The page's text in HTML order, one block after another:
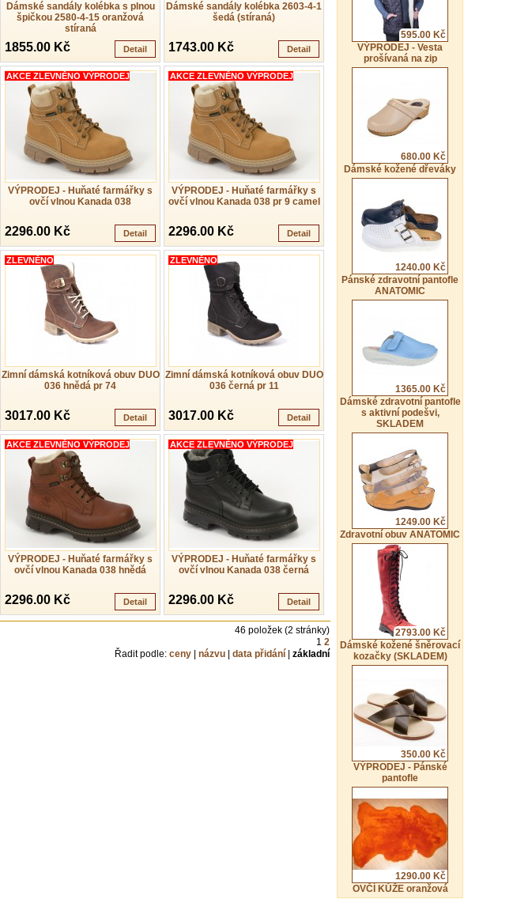
595.00 Kč
VÝPRODEJ - Vesta
prošívaná na zip
680.00 Kč
Dámské kožené dřeváky
1240.00 Kč
Pánské zdravotní pantofle
ANATOMIC
1365.00 Kč
Dámské zdravotní pantofle
s aktivní podešvi,
SKLADEM
1249.00 Kč
Zdravotní obuv ANATOMIC
2793.00 Kč
Dámské kožené šněrovací
kozačky (SKLADEM)
350.00 Kč
VÝPRODEJ - Pánské
pantofle
1290.00 Kč
OVČÍ KŮŽE oranžová
Dámské sandály kolébka s plnou
špičkou 2580-4-15 oranžová
stíraná
1855.00 Kč Detail
Dámské sandály kolébka 2603-4-1
šedá (stíraná)
1743.00 Kč Detail
VÝPRODEJ - Huňaté farmářky s
ovčí vlnou Kanada 038
AKCE ZLEVNĚNO VÝPRODEJ
2296.00 Kč Detail
VÝPRODEJ - Huňaté farmářky s
ovčí vlnou Kanada 038 pr 9 camel
AKCE ZLEVNĚNO VÝPRODEJ
2296.00 Kč Detail
Zimní dámská kotníková obuv DUO
036 hnědá pr 74
ZLEVNĚNO
3017.00 Kč Detail
Zimní dámská kotníková obuv DUO
036 černá pr 11
ZLEVNĚNO
3017.00 Kč Detail
VÝPRODEJ - Huňaté farmářky s
ovčí vlnou Kanada 038 hnědá
AKCE ZLEVNĚNO VÝPRODEJ
2296.00 Kč Detail
VÝPRODEJ - Huňaté farmářky s
ovčí vlnou Kanada 038 černá
AKCE ZLEVNĚNO VÝPRODEJ
2296.00 Kč Detail
46 položek (2 stránky)
1 2
Řadit podle: ceny názvu data přidání základní